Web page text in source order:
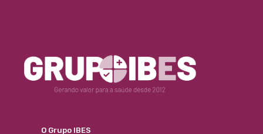
O Grupo IBES